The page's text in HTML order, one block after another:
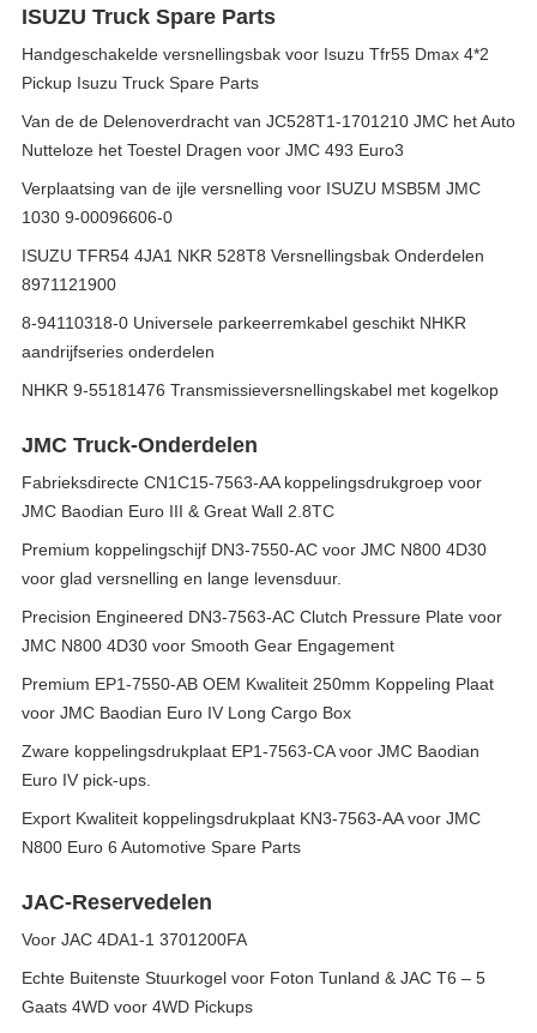
ISUZU Truck Spare Parts
Handgeschakelde versnellingsbak voor Isuzu Tfr55 Dmax 4*2
Pickup Isuzu Truck Spare Parts
Van de de Delenoverdracht van JC528T1-1701210 JMC het Auto
Nutteloze het Toestel Dragen voor JMC 493 Euro3
Verplaatsing van de ijle versnelling voor ISUZU MSB5M JMC
1030 9-00096606-0
ISUZU TFR54 4JA1 NKR 528T8 Versnellingsbak Onderdelen
8971121900
8-94110318-0 Universele parkeerremkabel geschikt NHKR
aandrijfseries onderdelen
NHKR 9-55181476 Transmissieversnellingskabel met kogelkop
JMC Truck-Onderdelen
Fabrieksdirecte CN1C15-7563-AA koppelingsdrukgroep voor
JMC Baodian Euro III & Great Wall 2.8TC
Premium koppelingschijf DN3-7550-AC voor JMC N800 4D30
voor glad versnelling en lange levensduur.
Precision Engineered DN3-7563-AC Clutch Pressure Plate voor
JMC N800 4D30 voor Smooth Gear Engagement
Premium EP1-7550-AB OEM Kwaliteit 250mm Koppeling Plaat
voor JMC Baodian Euro IV Long Cargo Box
Zware koppelingsdrukplaat EP1-7563-CA voor JMC Baodian
Euro IV pick-ups.
Export Kwaliteit koppelingsdrukplaat KN3-7563-AA voor JMC
N800 Euro 6 Automotive Spare Parts
JAC-Reservedelen
Voor JAC 4DA1-1 3701200FA
Echte Buitenste Stuurkogel voor Foton Tunland & JAC T6 – 5
Gaats 4WD voor 4WD Pickups